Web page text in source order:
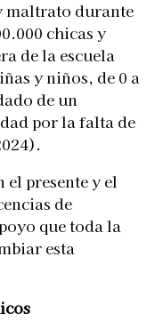
maltrato durante
chicas y
de la escuela
y niños, de 0 a
de un
por la falta de
presente y el
de
que toda la
esta